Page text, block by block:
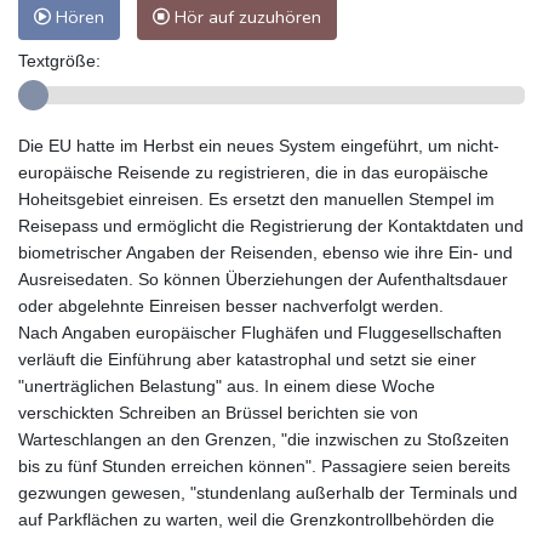
Hören Hör auf zuzuhören
Textgröße:
Die EU hatte im Herbst ein neues System eingeführt, um nicht-
europäische Reisende zu registrieren, die in das europäische
Hoheitsgebiet einreisen. Es ersetzt den manuellen Stempel im
Reisepass und ermöglicht die Registrierung der Kontaktdaten und
biometrischer Angaben der Reisenden, ebenso wie ihre Ein- und
Ausreisedaten. So können Überziehungen der Aufenthaltsdauer
oder abgelehnte Einreisen besser nachverfolgt werden.
Nach Angaben europäischer Flughäfen und Fluggesellschaften
verläuft die Einführung aber katastrophal und setzt sie einer
"unerträglichen Belastung" aus. In einem diese Woche
verschickten Schreiben an Brüssel berichten sie von
Warteschlangen an den Grenzen, "die inzwischen zu Stoßzeiten
bis zu fünf Stunden erreichen können". Passagiere seien bereits
gezwungen gewesen, "stundenlang außerhalb der Terminals und
auf Parkflächen zu warten, weil die Grenzkontrollbehörden die